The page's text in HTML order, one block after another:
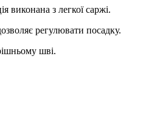
виконана з легкої саржі.
регулювати посадку.
шві.